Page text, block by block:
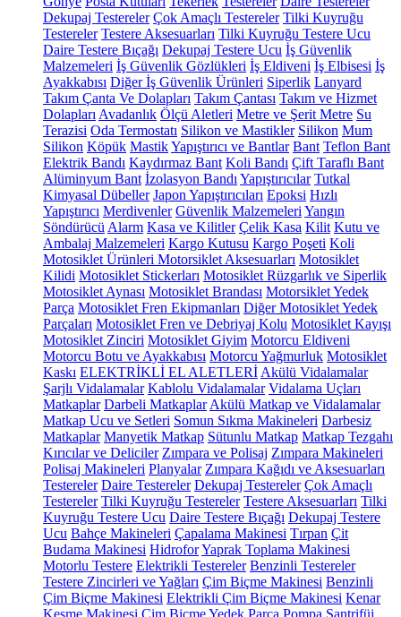
Dekupaj Testereler Çok Amaçlı Testereler Tilki Kuyruğu
Testereler Testere Aksesuarları Tilki Kuyruğu Testere Ucu
Daire Testere Bıçağı Dekupaj Testere Ucu İş Güvenlik
Malzemeleri İş Güvenlik Gözlükleri İş Eldiveni İş Elbisesi İş
Ayakkabısı Diğer İş Güvenlik Ürünleri Siperlik Lanyard
Takım Çanta Ve Dolapları Takım Çantası Takım ve Hizmet
Dolapları Avadanlık Ölçü Aletleri Metre ve Şerit Metre Su
Terazisi Oda Termostatı Silikon ve Mastikler Silikon Mum
Silikon Köpük MastikYapıştırıcı ve Bantlar Bant Teflon Bant
Elektrik Bandı Kaydırmaz Bant Koli Bandı Çift Taraflı Bant
Alüminyum Bant İzolasyon Bandı Yapıştırıcılar Tutkal
Kimyasal Dübeller Japon Yapıştırıcıları Epoksi Hızlı
Yapıştırıcı Merdivenler Güvenlik Malzemeleri Yangın
Söndürücü Alarm Kasa ve Kilitler Çelik Kasa Kilit Kutu ve
Ambalaj Malzemeleri Kargo Kutusu Kargo Poşeti Koli
Motosiklet Ürünleri Motorsiklet Aksesuarları Motosiklet
Kilidi Motosiklet Stickerları Motosiklet Rüzgarlık ve Siperlik
Motosiklet Aynası Motosiklet Brandası Motorsiklet Yedek
Parça Motosiklet Fren Ekipmanları Diğer Motosiklet Yedek
Parçaları Motosiklet Fren ve Debriyaj Kolu Motosiklet Kayışı
Motosiklet Zinciri Motosiklet Giyim Motorcu Eldiveni
Motorcu Botu ve Ayakkabısı Motorcu Yağmurluk Motosiklet
Kaskı ELEKTRİKLİ EL ALETLERİ Akülü Vidalamalar
Şarjlı Vidalamalar Kablolu Vidalamalar Vidalama Uçları
Matkaplar Darbeli Matkaplar Akülü Matkap ve Vidalamalar
Matkap Ucu ve Setleri Somun Sıkma Makineleri Darbesiz
Matkaplar Manyetik Matkap Sütunlu Matkap Matkap Tezgahı
Kırıcılar ve Deliciler Zımpara ve Polisaj Zımpara Makineleri
Polisaj Makineleri Planyalar Zımpara Kağıdı ve Aksesuarları
Testereler Daire Testereler Dekupaj Testereler Çok Amaçlı
Testereler Tilki Kuyruğu Testereler Testere Aksesuarları Tilki
Kuyruğu Testere Ucu Daire Testere Bıçağı Dekupaj Testere
Ucu Bahçe Makineleri Çapalama Makinesi Tırpan Çit
Budama Makinesi HidroforYaprak Toplama Makinesi
Motorlu Testere Elektrikli Testereler Benzinli Testereler
Testere Zincirleri ve Yağları Çim Biçme Makinesi Benzinli
Çim Biçme Makinesi Elektrikli Çim Biçme Makinesi Kenar
Kesme Makinesi Çim Biçme Yedek Parça Pompa Santrifüj